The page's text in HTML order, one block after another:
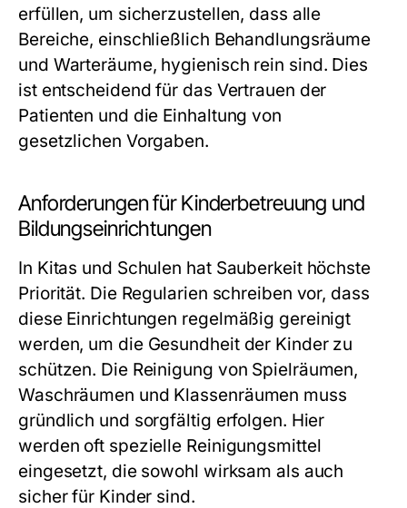
erfüllen, um sicherzustellen, dass alle
Bereiche, einschließlich Behandlungsräume
und Warteräume, hygienisch rein sind. Dies
ist entscheidend für das Vertrauen der
Patienten und die Einhaltung von
gesetzlichen Vorgaben.
Anforderungen für Kinderbetreuung und
Bildungseinrichtungen
In Kitas und Schulen hat Sauberkeit höchste
Priorität. Die Regularien schreiben vor, dass
diese Einrichtungen regelmäßig gereinigt
werden, um die Gesundheit der Kinder zu
schützen. Die Reinigung von Spielräumen,
Waschräumen und Klassenräumen muss
gründlich und sorgfältig erfolgen. Hier
werden oft spezielle Reinigungsmittel
eingesetzt, die sowohl wirksam als auch
sicher für Kinder sind.